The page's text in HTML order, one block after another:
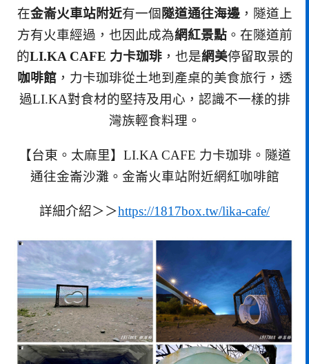
在金崙火車站附近有一個 隧道通往海邊，隧道上
方有火車經過，也因此成為網紅景點。在隧道前
的LI.KA CAFE 力卡珈琲，也是網美停留取景的
咖啡館，力卡珈琲從土地到產桌的美食旅行，透
過LI.KA對食材的堅持及用心，認識不一樣的排
灣族輕食料理。
【台東。太麻里】LI.KA CAFE 力卡珈琲。隧道
通往金崙沙灘。金崙火車站附近網紅咖啡館
詳細介紹＞＞https://1817box.tw/lika-cafe/